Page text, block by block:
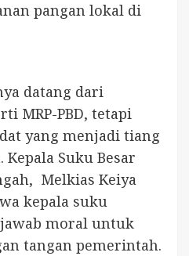
pangan lokal di
datang dari
MRP-PBD, tetapi
yang menjadi tiang
Kepala Suku Besar
Melkias Keiya
kepala suku
moral untuk
tangan pemerintah.